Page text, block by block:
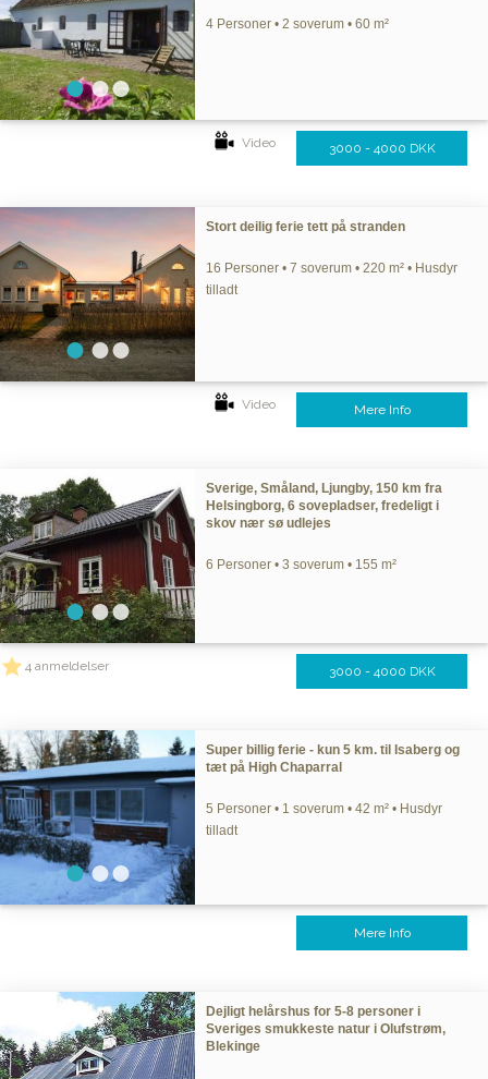
4 Personer • 2 soverum • 60 m²
Video 3000 - 4000 DKK
Stort deilig ferie tett på stranden
16 Personer • 7 soverum • 220 m² • Husdyr
tilladt
Video Mere Info
Sverige, Småland, Ljungby, 150 km fra
Helsingborg, 6 sovepladser, fredeligt i
skov nær sø udlejes
6 Personer • 3 soverum • 155 m²
4 anmeldelser 3000 - 4000 DKK
Super billig ferie - kun 5 km. til Isaberg og
tæt på High Chaparral
5 Personer • 1 soverum • 42 m² • Husdyr
tilladt
Mere Info
Dejligt helårshus for 5-8 personer i
Sveriges smukkeste natur i Olufstrøm,
Blekinge